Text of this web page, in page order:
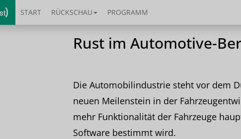
START RÜCKSCHAU PROGRAMM
Rust im Automotive-
Die Automobilindustrie steht vor dem
neuen Meilenstein in der
mehr Funktionalität der Fahrzeuge
Software bestimmt wird.